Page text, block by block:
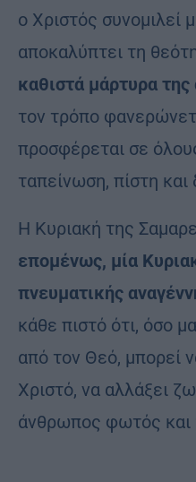
ο Χριστός συνομιλεί
αποκαλύπτει τη
καθιστά μάρτυρα της
τον τρόπο
προσφέρεται σε
ταπείνωση, πίστη και
Η Κυριακή της
επομένως, μία
πνευματικής
κάθε πιστό ότι, όσο
από τον Θεό, μπορεί
Χριστό, να αλλάξει
άνθρωπος φωτός και